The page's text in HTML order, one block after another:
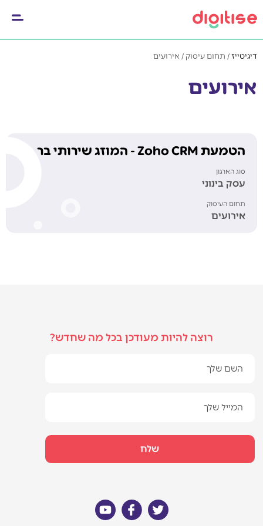
דיגיטייז/ תחום עיסוק / אירועים
אירועים
הטמעת Zoho CRM - המוזג שירותי בר
סוג הארגון
עסק בינוני
תחום העיסוק
אירועים
רוצה להיות מעודכן בכל מה שחדש?